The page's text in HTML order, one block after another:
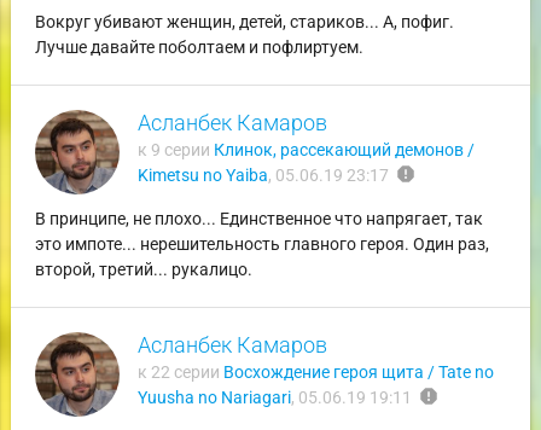
Вокруг убивают женщин, детей, стариков... А, пофиг.
Лучше давайте поболтаем и пофлиртуем.
Асланбек Камаров
к 9 серии Клинок, рассекающий демонов /
Kimetsu no Yaiba, 05.06.19 23:17 report
В принципе, не плохо... Единственное что напрягает, так
это импоте... нерешительность главного героя. Один раз,
второй, третий... рукалицо.
Асланбек Камаров
к 22 серии Восхождение героя щита / Tate no
Yuusha no Nariagari, 05.06.19 19:11 report